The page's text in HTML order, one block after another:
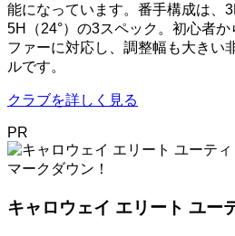
能になっています。番手構成は、
5H（24°）の3スペック。初心者
ファーに対応し、調整幅も大きい
ルです。
クラブを詳しく見る
PR
マークダウン！
キャロウェイ エリート ユー